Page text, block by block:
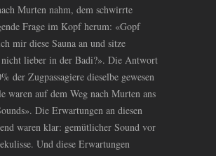
Murten nahm, dem schwirrte
Frage im Kopf herum: «Gopf
mir diese Sauna an und sitze
nicht lieber in der Badi?». Die Antwort
der Zugpassagiere dieselbe gewesen
waren auf dem Weg nach Murten ans
Die Erwartungen an diesen
waren klar: gemütlicher Sound vor
Und diese Erwartungen